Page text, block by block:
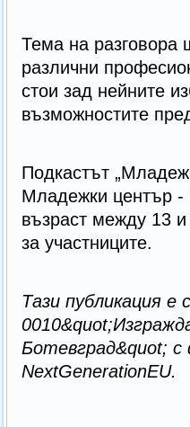
Тема на разговора
различни
стои зад нейните
възможностите
Подкастът
Младежки център -
възраст между 13
за участниците.
Тази публикация е
Ботевград&quot; с
NextGenerationEU.